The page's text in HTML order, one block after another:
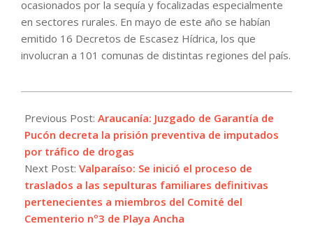
ocasionados por la sequía y focalizadas especialmente
en sectores rurales. En mayo de este año se habían
emitido 16 Decretos de Escasez Hídrica, los que
involucran a 101 comunas de distintas regiones del país.
09-
20
Previous Post: Araucanía: Juzgado de Garantía de
Pucón decreta la prisión preventiva de imputados
por tráfico de drogas
Next Post: Valparaíso: Se inició el proceso de
traslados a las sepulturas familiares definitivas
pertenecientes a miembros del Comité del
Cementerio nº3 de Playa Ancha